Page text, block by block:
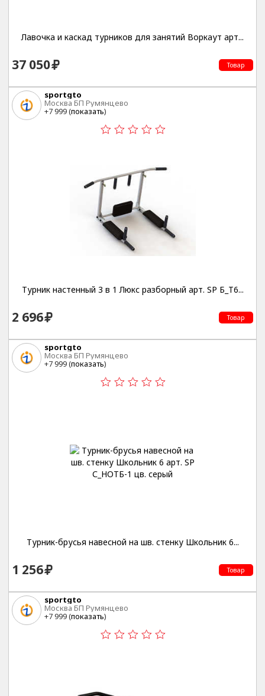
Лавочка и каскад турников для занятий Воркаут арт...
37 050 Товар
sportgto
Москва БП Румянцево
+7 999 (показать)
Турник настенный 3 в 1 Люкс разборный арт. SP Б_Т6...
2 696 Товар
sportgto
Москва БП Румянцево
+7 999 (показать)
Турник-брусья навесной на шв. стенку Школьник 6...
1 256 Товар
sportgto
Москва БП Румянцево
+7 999 (показать)